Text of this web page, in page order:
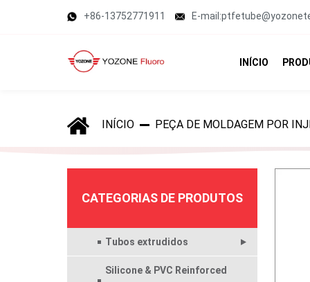
+86-13752771911 E-
INÍCIO
INÍCIO PEÇA DE MOLDAGEM POR
CATEGORIAS DE PRODUTOS
Tubos extrudidos
Silicone & PVC Reinforced